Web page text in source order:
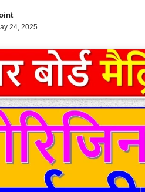
24, 2025